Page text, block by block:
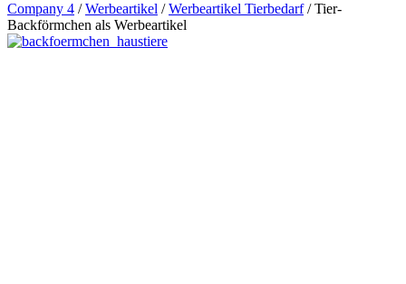
Company 4 / Werbeartikel / Werbeartikel Tierbedarf / Tier-
Backförmchen als Werbeartikel